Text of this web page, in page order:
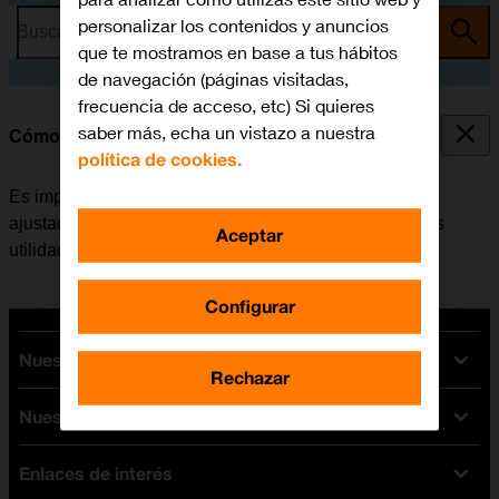
Busca por problema o tema
Cómo ajustar la fecha y la hora
Es importante que la fecha y la hora del móvil estén
ajustadas correctamente, de lo contrario algunas de las
utilidades del teléfono no funcionarán.
Nuestras tarifas
Tarifas Orange
Tarifas fibra y móvil
Tarifas móviles
Nuestros dispositivos
Ofertas en móviles
Enlaces de interés
personalizar los contenidos y anuncios
que te mostramos en base a tus hábitos
de navegación (páginas visitadas,
frecuencia de acceso, etc) Si quieres
saber más, echa un vistazo a nuestra
política de cookies.
Configurar
Rechazar
Aceptar